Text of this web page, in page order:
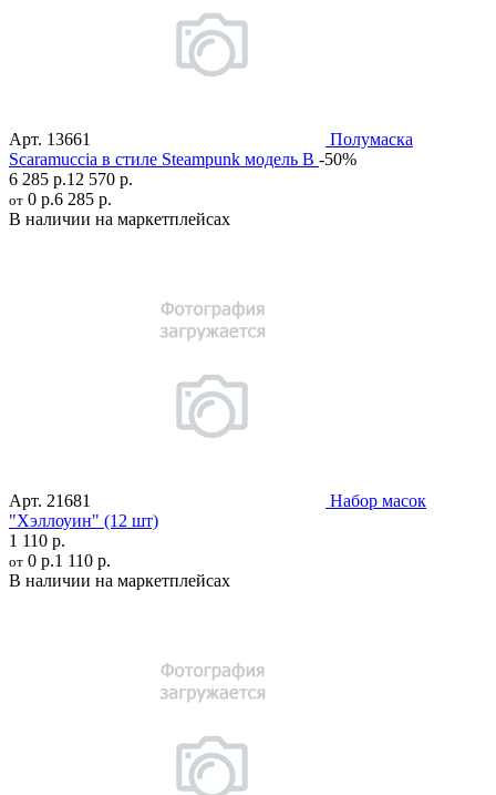
Арт. 13661
Полумаска
Scaramuccia в стиле Steampunk модель B -50%
6 285 р.12 570 р.
от 0 р.6 285 р.
В наличии на маркетплейсах
Арт. 21681
Набор масок
"Хэллоуин" (12 шт)
1 110 р.
от 0 р.1 110 р.
В наличии на маркетплейсах